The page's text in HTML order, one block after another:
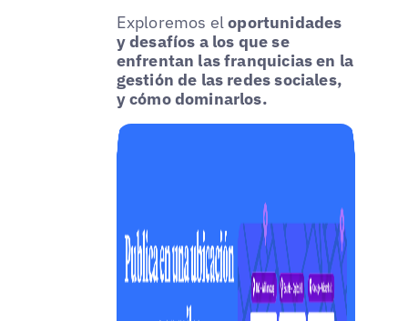
Exploremos eloportunidades
y desafíos a los que se
enfrentan las franquicias en la
gestión de las redes sociales,
y cómo dominarlos.